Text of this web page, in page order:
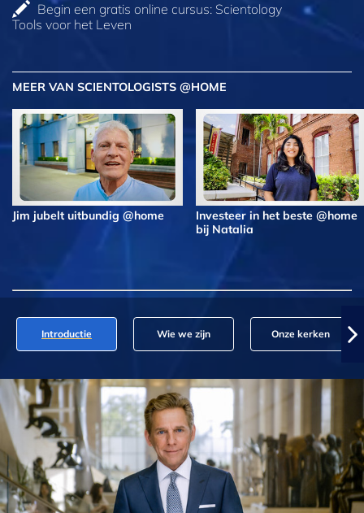
Begin een gratis online cursus: Scientology
Tools voor het Leven
MEER VAN SCIENTOLOGISTS @HOME
Jim jubelt uitbundig @home
Investeer in het beste @home
bij Natalia
Introductie Wie we zijn Onze kerken